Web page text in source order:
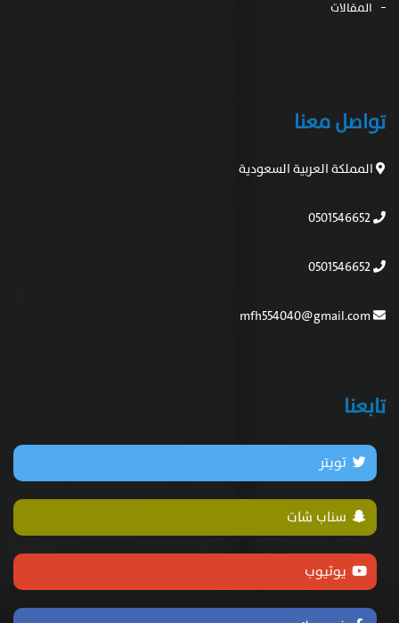
المقالات
تواصل معنا
المملكة العربية السعودية
تابعنا
تويتر
سناب شات
يوتيوب